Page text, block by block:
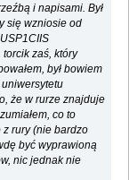
i napisami. Był
się wzniosie od
zaś, który
był bowiem
że w rurze znajduje
co to
z rury (nie bardzo
być wyprawioną
nic jednak nie